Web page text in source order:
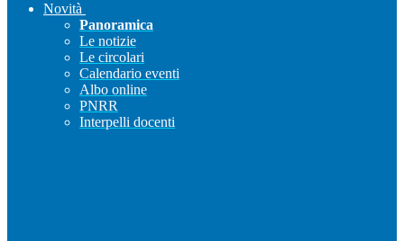
Novità
Panoramica
Le notizie
Le circolari
Calendario eventi
Albo online
PNRR
Interpelli docenti